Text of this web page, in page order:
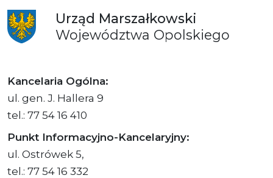
Urząd Marszałkowski
Województwa Opolskiego
Kancelaria Ogólna:
ul. gen. J. Hallera 9
tel.: 77 54 16 410
Punkt Informacyjno-Kancelaryjny:
ul. Ostrówek 5,
tel.: 77 54 16 332